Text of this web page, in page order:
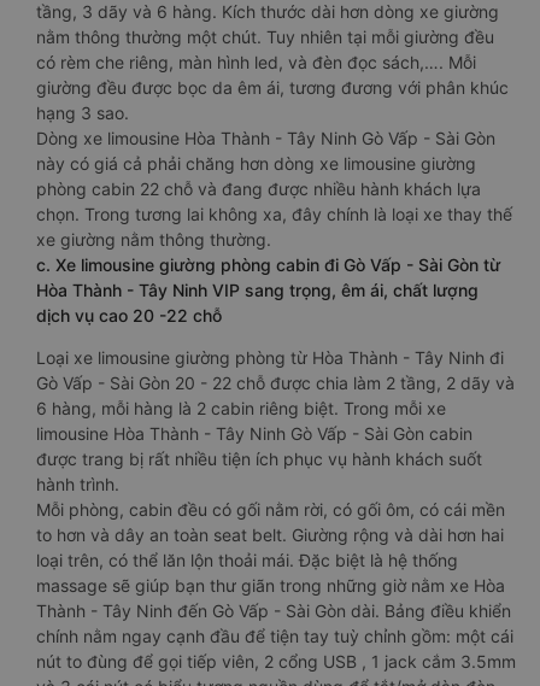
tầng, 3 dãy và 6 hàng. Kích thước dài hơn dòng xe giường
nằm thông thường một chút. Tuy nhiên tại mỗi giường đều
có rèm che riêng, màn hình led, và đèn đọc sách,…. Mỗi
giường đều được bọc da êm ái, tương đương với phân khúc
hạng 3 sao.
Dòng xe limousine Hòa Thành - Tây Ninh Gò Vấp - Sài Gòn
này có giá cả phải chăng hơn dòng xe limousine giường
phòng cabin 22 chỗ và đang được nhiều hành khách lựa
chọn. Trong tương lai không xa, đây chính là loại xe thay thế
xe giường nằm thông thường.
c. Xe limousine giường phòng cabin đi Gò Vấp - Sài Gòn từ
Hòa Thành - Tây Ninh VIP sang trọng, êm ái, chất lượng
dịch vụ cao 20 -22 chỗ
Loại xe limousine giường phòng từ Hòa Thành - Tây Ninh đi
Gò Vấp - Sài Gòn 20 - 22 chỗ được chia làm 2 tầng, 2 dãy và
6 hàng, mỗi hàng là 2 cabin riêng biệt. Trong mỗi xe
limousine Hòa Thành - Tây Ninh Gò Vấp - Sài Gòn cabin
được trang bị rất nhiều tiện ích phục vụ hành khách suốt
hành trình.
Mỗi phòng, cabin đều có gối nằm rời, có gối ôm, có cái mền
to hơn và dây an toàn seat belt. Giường rộng và dài hơn hai
loại trên, có thể lăn lộn thoải mái. Đặc biệt là hệ thống
massage sẽ giúp bạn thư giãn trong những giờ nằm xe Hòa
Thành - Tây Ninh đến Gò Vấp - Sài Gòn dài. Bảng điều khiển
chính nằm ngay cạnh đầu để tiện tay tuỳ chỉnh gồm: một cái
nút to đùng để gọi tiếp viên, 2 cổng USB , 1 jack cắm 3.5mm